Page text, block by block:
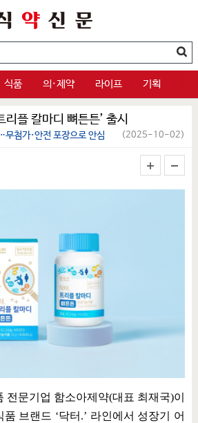
식품 의·제약 라이프 기획
플 칼마디 뼈튼튼’ 출시
첨가·안전 포장으로 안심 (2025-10-02)
전문기업 함소아제약(대표 최재국)이
품 브랜드 ‘닥터 .’ 라인에서 성장기 어